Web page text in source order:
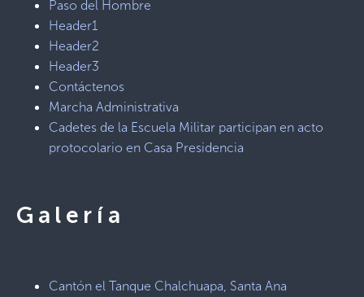
Paso del Hombre
Header1
Header2
Header3
Contáctenos
Marcha Administrativa
Cadetes de la Escuela Militar participan en acto
protocolario en Casa Presidencia
Galería
Cantón el Tanque Chalchuapa, Santa Ana